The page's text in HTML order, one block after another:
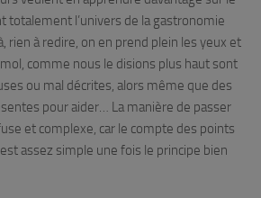
totalement l’univers de la gastronomie
rien à redire, on en prend plein les yeux et
comme nous le disions plus haut sont
ou mal décrites, alors même que des
pour aider… La manière de passer
et complexe, car le compte des points
assez simple une fois le principe bien